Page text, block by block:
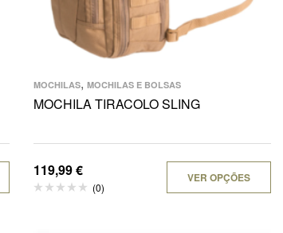
MOCHILAS, MOCHILAS E BOLSAS
MOCHILA TIRACOLO SLING
119,99€
(0)
VER OPÇÕES